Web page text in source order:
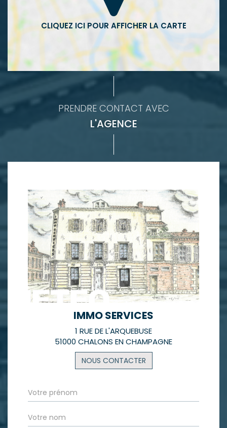
PRENDRE CONTACT AVEC
L'AGENCE
IMMO SERVICES
1 RUE DE L'ARQUEBUSE
51000 CHALONS EN CHAMPAGNE
NOUS CONTACTER